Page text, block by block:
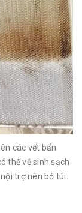
các vết bẩn
thể vệ sinh sạch
trợ nên bỏ túi: